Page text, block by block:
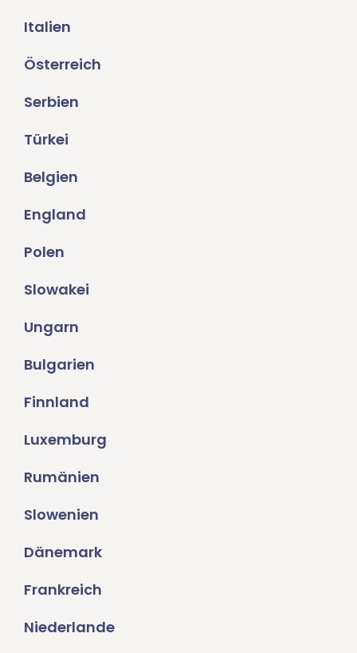
Italien
Österreich
Serbien
Türkei
Belgien
England
Polen
Slowakei
Ungarn
Bulgarien
Finnland
Luxemburg
Rumänien
Slowenien
Dänemark
Frankreich
Niederlande